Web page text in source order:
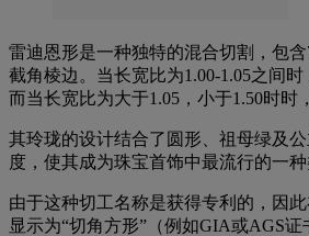
雷迪恩形是一种独特的混合切割，包
截角棱边。当长宽比为1.00-1.05之间时
而当长宽比为大于1.05，小于1.50时时
其玲珑的设计结合了圆形、祖母绿及
度，使其成为珠宝首饰中最流行的一种
由于这种切工名称是获得专利的，因
显示为“切角方形”（例如GIA或AGS